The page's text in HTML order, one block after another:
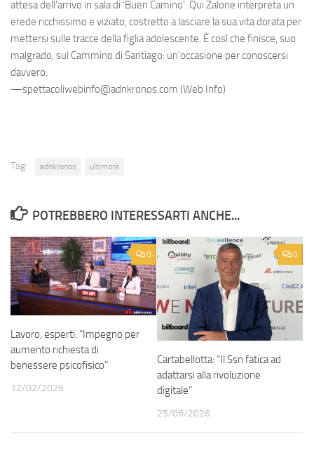
attesa dell'arrivo in sala di 'Buen Camino'. Qui Zalone interpreta un
erede ricchissimo e viziato, costretto a lasciare la sua vita dorata per
mettersi sulle tracce della figlia adolescente. È così che finisce, suo
malgrado, sul Cammino di Santiago: un'occasione per conoscersi
davvero.
—spettacoliwebinfo@adnkronos.com (Web Info)
Tag: adnkronos ultimora
POTREBBERO INTERESSARTI ANCHE...
0
Lavoro, esperti: “Impegno per
aumento richiesta di
benessere psicofisico”
12/02/2026
0
Cartabellotta: “Il Ssn fatica ad
adattarsi alla rivoluzione
digitale”
25/06/2026